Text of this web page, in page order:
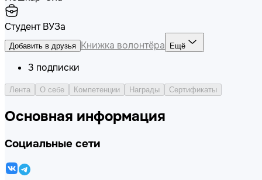
Студент ВУЗа
Добавить в друзья Книжка волонтёра Ещё
3 подписки
Лента О себе Компетенции Награды Сертификаты
Основная информация
Социальные сети